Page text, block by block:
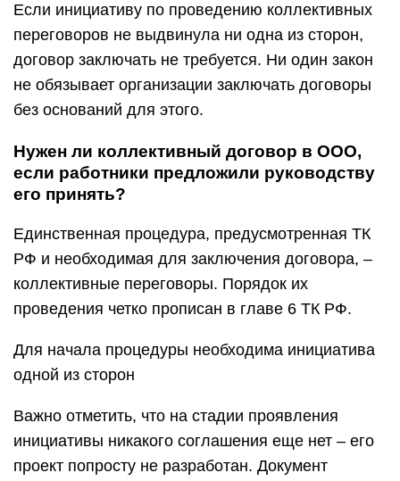
Если инициативу по проведению коллективных
переговоров не выдвинула ни одна из сторон,
договор заключать не требуется. Ни один закон
не обязывает организации заключать договоры
без оснований для этого.
Нужен ли коллективный договор в ООО,
если работники предложили руководству
его принять?
Единственная процедура, предусмотренная ТК
РФ и необходимая для заключения договора, –
коллективные переговоры. Порядок их
проведения четко прописан в главе 6 ТК РФ.
Для начала процедуры необходима инициатива
одной из сторон
Важно отметить, что на стадии проявления
инициативы никакого соглашения еще нет – его
проект попросту не разработан. Документ